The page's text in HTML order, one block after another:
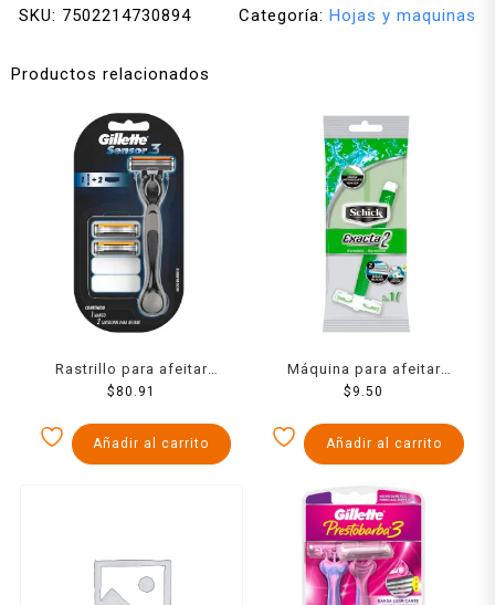
SKU: 7502214730894 Categoría: Hojas y maquinas
Productos relacionados
Rastrillo para afeitar
recargable + repuestos
$ 80.91
Añadir al carrito
Máquina para afeitar
Schick exacta 2 1 pza
$ 9.50
Añadir al carrito